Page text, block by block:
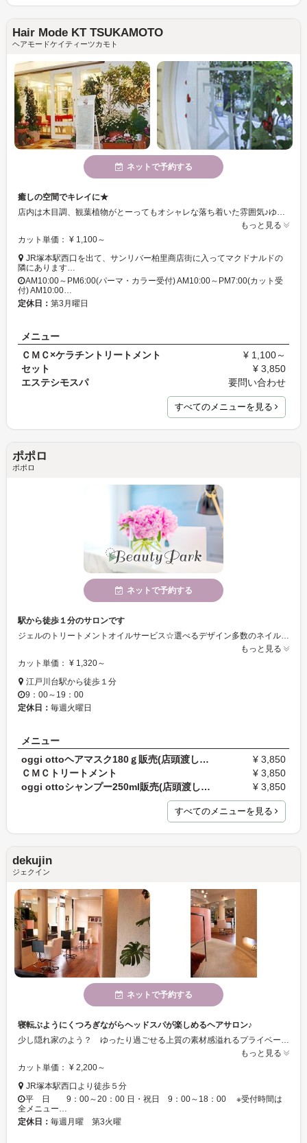
Hair Mode KT TSUKAMOTO
ヘアモードケイティーツカモト
ネットで予約する
癒しの空間でキレイに★
店内は木目調、観葉植物がとーってもオシャレな落ち着いた雰囲気♪ゆったりとくつろいでいただけますよ＾＾ ヘアスタイルが決まってなくて・・・、そんな方でも大丈夫♪ スタッフが丁寧にカウンセリングいたしますので、一緒に似合うヘアスタイルを考えていきましょう！！
もっと見る
カット単価： ¥ 1,100～
JR塚本駅西口を出て、サンリバー柏里商店街に入ってマクドナルドの
隣にあります…
AM10:00～PM6:00(パーマ・カラー受付) AM10:00～PM7:00(カット受
付) AM10:00…
定休日： 第3月曜日
メニュー
ＣＭＣ×ケラチントリートメント
¥ 1,100～
セット
¥ 3,850
エステシモスパ
要問い合わせ
すべてのメニューを見る
ポポロ
ポポロ
ネットで予約する
駅から徒歩１分のサロンです
ジェルのトリートメントオイルサービス☆選べるデザイン多数のネイルサロン
もっと見る
カット単価： ¥ 1,320～
江戸川台駅から徒歩１分
9：00～19：00
定休日： 毎週火曜日
メニュー
oggi ottoヘアマスク180ｇ販売(店頭渡し)髪質に合っ…
¥ 3,850
ＣＭＣトリートメント
¥ 3,850
oggi ottoシャンプー250ml販売(店頭渡し)髪質に合っ…
¥ 3,850
すべてのメニューを見る
dekujin
ジェクイン
ネットで予約する
寝転ぶようにくつろぎながらヘッドスパが楽しめるヘアサロン♪
少し隠れ家のよう？ ゆったり過ごせる上質の素材感溢れるプライベート空間ジェクインは、塚本駅西口右側の阪神高速に沿って徒歩5分。グレイス歌島の螺旋階段上がって２階にあるヘアサロンです。髪に潤いを与えながら施術する水カラーや、すっきりできるヘッドスパなど様々なメニューがございます♪
もっと見る
カット単価： ¥ 2,200～
JR塚本駅西口より徒歩５分
平 日 9：00～20：00 日・祝日 9：00～18：00 ※受付時間は
全メニュー…
定休日： 毎週月曜 第3火曜